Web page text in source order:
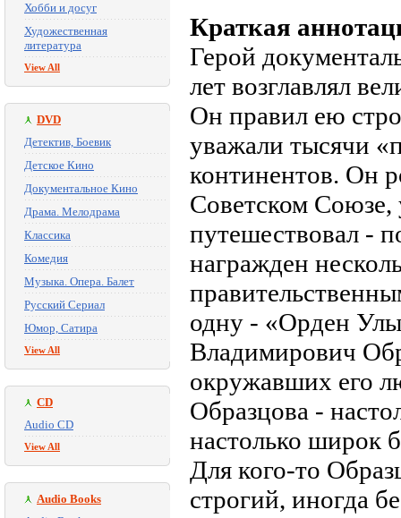
Хобби и досуг
Художественная
литература
View All
DVD
Детектив, Боевик
Детское Кино
Документальное Кино
Драма. Мелодрама
Классика
Комедия
Музыка. Опера. Балет
Русский Сериал
Юмор, Сатира
View All
CD
Audio CD
View All
Audio Books
Краткая
Герой
лет возглавлял
Он правил ею
уважали тысячи
континентов. Он
Советском
путешествовал -
награжден
одну - «Орден
Владимирович
окружавших его
Образцова -
настолько широк
Для кого-то
строгий, иногда